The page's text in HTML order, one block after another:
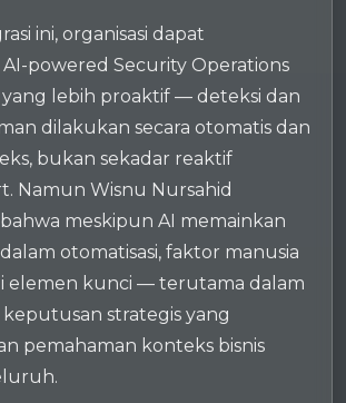
ini, organisasi dapat
powered Security Operations
yang lebih proaktif — deteksi dan
dilakukan secara otomatis dan
bukan sekadar reaktif
Namun Wisnu Nursahid
meskipun AI memainkan
otomatisasi, faktor manusia
elemen kunci — terutama dalam
strategis yang
pemahaman konteks bisnis